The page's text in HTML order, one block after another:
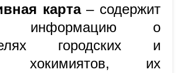
карта– содержит
информацию о
городских и
хокимиятов, их